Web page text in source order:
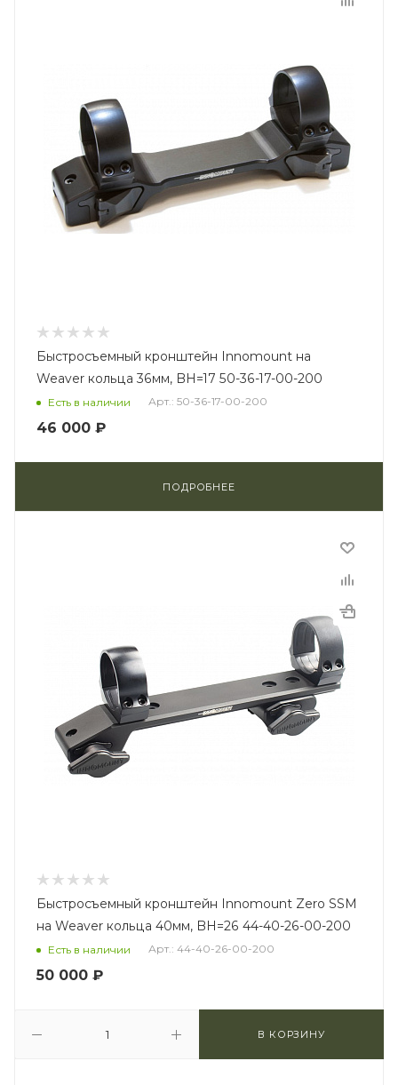
Быстросъемный кронштейн Innomount на
Weaver кольца 36мм, BH=17 50-36-17-00-200
Есть в наличии Арт.: 50-36-17-00-200
46 000 ₽
ПОДРОБНЕЕ
Быстросъемный кронштейн Innomount Zero SSM
на Weaver кольца 40мм, BH=26 44-40-26-00-200
Есть в наличии Арт.: 44-40-26-00-200
50 000 ₽
В КОРЗИНУ